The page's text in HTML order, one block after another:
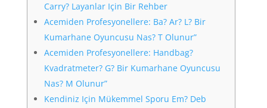
Carry? Layanlar Için Bir Rehber
Acemiden Profesyonellere: Ba? Ar? L? Bir
Kumarhane Oyuncusu Nas? T Olunur”
Acemiden Profesyonellere: Handbag?
Kvadratmeter? G? Bir Kumarhane Oyuncusu
Nas? M Olunur”
Kendiniz Için Mükemmel Sporu Em? Deb